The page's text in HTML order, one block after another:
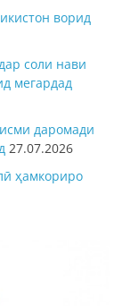
ворид
соли нави
мегардад
даромади
27.07.2026
ҳамкориро